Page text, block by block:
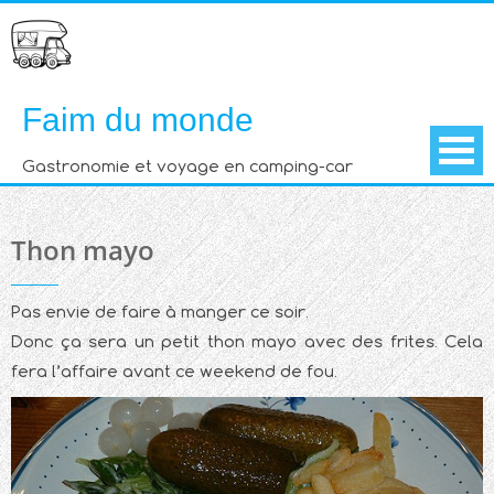
to
content
Faim du monde
Gastronomie et voyage en camping-car
Thon mayo
Pas envie de faire à manger ce soir.
Donc ça sera un petit thon mayo avec des frites. Cela
fera l’affaire avant ce weekend de fou.